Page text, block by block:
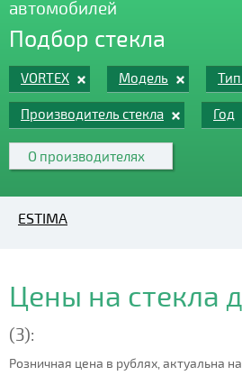
автомобилей
Подбор стекла
VORTEX Модель Тип
Производитель стекла Год
О производителях
ESTIMA
Цены на стекла
(3):
Розничная цена в рублях, актуальна на